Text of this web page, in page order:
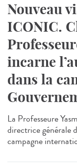
Nouveau
ICONIC.
incarne
dans la
La Professeure
directrice générale
campagne